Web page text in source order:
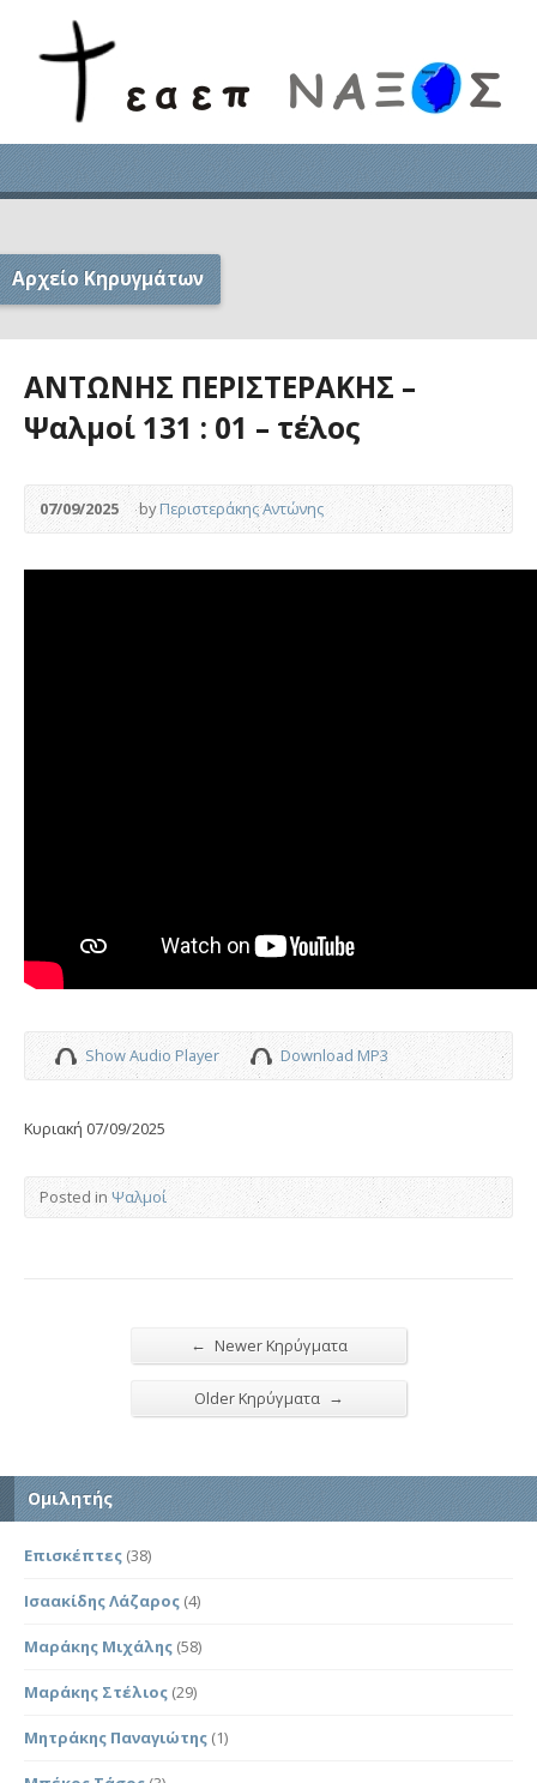
Αρχείο Κηρυγμάτων
ΑΝΤΩΝΗΣ ΠΕΡΙΣΤΕΡΑΚΗΣ –
Ψαλμοί 131 : 01 – τέλος
07/09/2025 byΠεριστεράκης Αντώνης
Show Audio Player Download MP3
Κυριακή 07/09/2025
Posted in Ψαλμοί
← Newer Κηρύγματα
Older Κηρύγματα →
Ομιλητής
Επισκέπτες (38)
Ισαακίδης Λάζαρος (4)
Μαράκης Μιχάλης (58)
Μαράκης Στέλιος (29)
Μητράκης Παναγιώτης (1)